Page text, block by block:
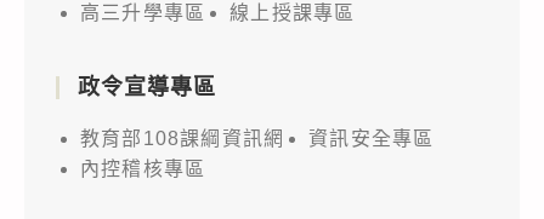
高三升學專區
線上授課專區
政令宣導專區
教育部108課綱資訊網
資訊安全專區
內控稽核專區